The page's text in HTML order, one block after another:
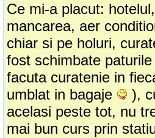
Ce mi-a placut:
mancarea, aer
chiar si pe holuri,
fost schimbate
facuta curatenie in
umblat in bagaje
),
acelasi peste tot, nu
mai bun curs prin